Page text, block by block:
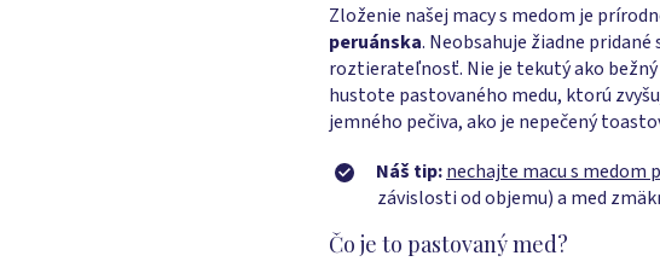
Zloženie našej macy s medom je
peruánska. Neobsahuje žiadne
roztierateľnosť. Nie je tekutý ako
hustote pastovaného medu, ktorú
jemného pečiva, ako je nepečený
Náš tip:nechajte macu s medom
závislosti od objemu) a med
Čo je to pastovaný med?